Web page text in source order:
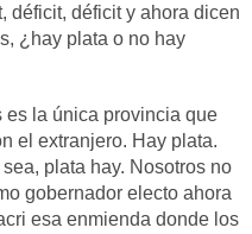
déficit, déficit y ahora dicen
¿hay plata o no hay
es la única provincia que
el extranjero. Hay plata.
plata hay. Nosotros no
gobernador electo ahora
esa enmienda donde los